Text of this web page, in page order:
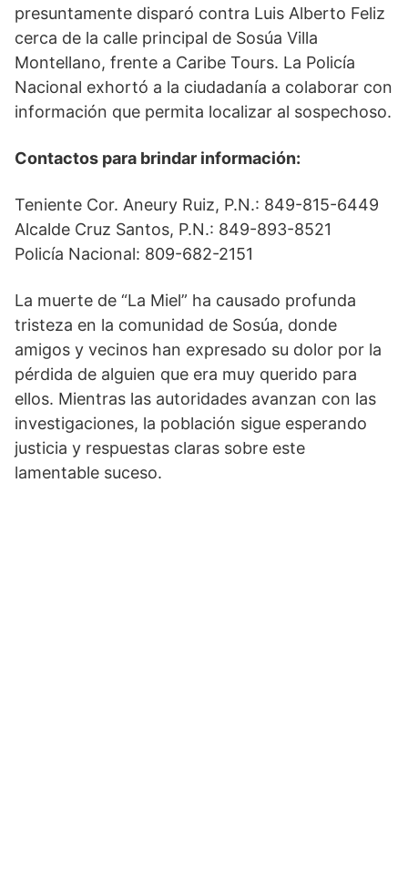
presuntamente disparó contra Luis Alberto Feliz
cerca de la calle principal de Sosúa Villa
Montellano, frente a Caribe Tours. La Policía
Nacional exhortó a la ciudadanía a colaborar con
información que permita localizar al sospechoso.
Contactos para brindar información:
Teniente Cor. Aneury Ruiz, P.N.: 849-815-6449
Alcalde Cruz Santos, P.N.: 849-893-8521
Policía Nacional: 809-682-2151
La muerte de “La Miel” ha causado profunda
tristeza en la comunidad de Sosúa, donde
amigos y vecinos han expresado su dolor por la
pérdida de alguien que era muy querido para
ellos. Mientras las autoridades avanzan con las
investigaciones, la población sigue esperando
justicia y respuestas claras sobre este
lamentable suceso.